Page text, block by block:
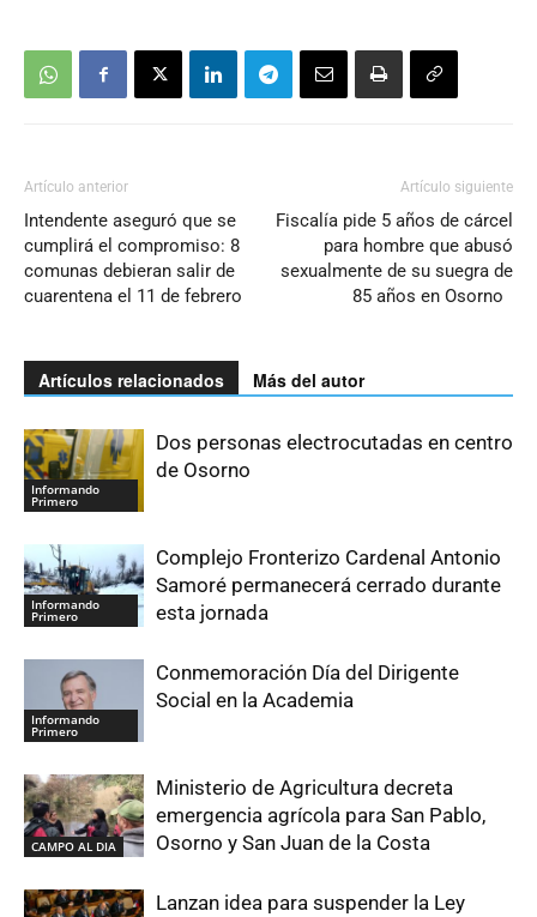
Artículo anterior
Intendente aseguró que se
cumplirá el compromiso: 8
comunas debieran salir de
cuarentena el 11 de febrero
Artículo siguiente
Fiscalía pide 5 años de cárcel
para hombre que abusó
sexualmente de su suegra de
85 años en Osorno
Artículos relacionados Más del autor
Informando
Primero
Dos personas electrocutadas en centro
de Osorno
Informando
Primero
Complejo Fronterizo Cardenal Antonio
Samoré permanecerá cerrado durante
esta jornada
Informando
Primero
Conmemoración Día del Dirigente
Social en la Academia
CAMPO AL DIA
Ministerio de Agricultura decreta
emergencia agrícola para San Pablo,
Osorno y San Juan de la Costa
Lanzan idea para suspender la Ley